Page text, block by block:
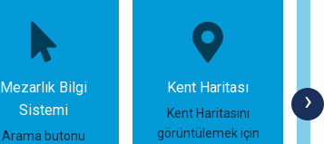
›
Mezarlık Bilgi
Sistemi
Arama butonu
Kent Haritası
Kent Haritasını
görüntülemek için